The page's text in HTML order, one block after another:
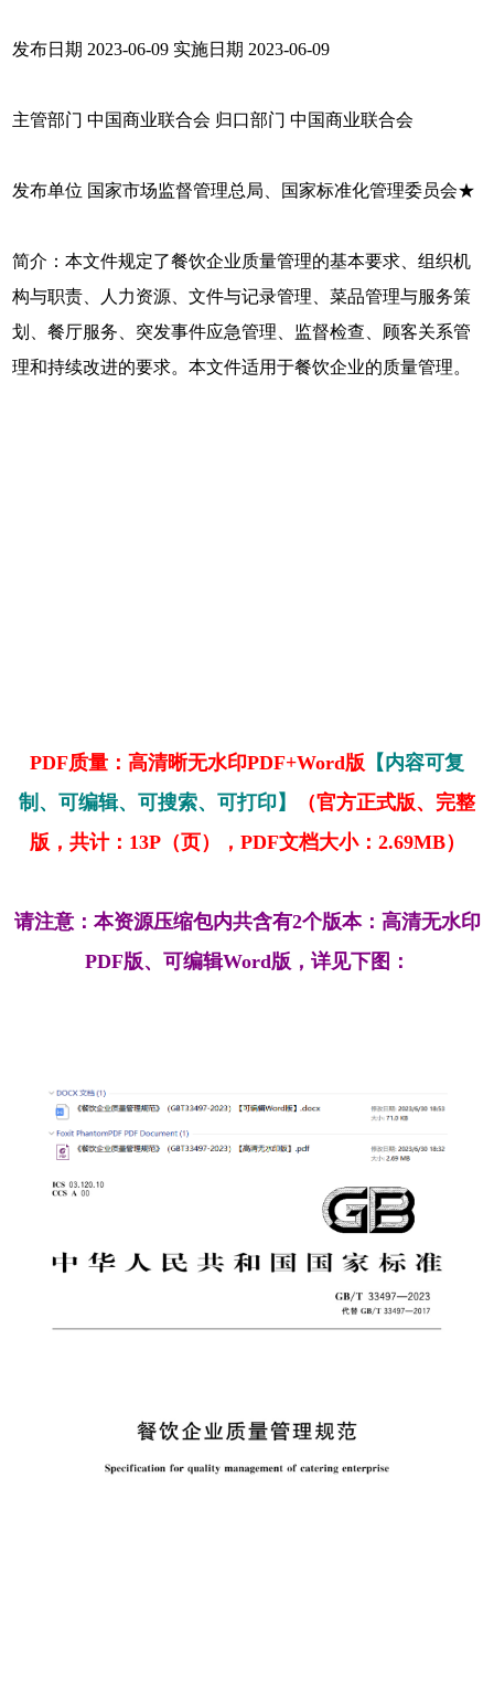
发布日期 2023-06-09 实施日期 2023-06-09
主管部门 中国商业联合会 归口部门 中国商业联合会
发布单位 国家市场监督管理总局、国家标准化管理委员会★
简介：本文件规定了餐饮企业质量管理的基本要求、组织机
构与职责、人力资源、文件与记录管理、菜品管理与服务策
划、餐厅服务、突发事件应急管理、监督检查、顾客关系管
理和持续改进的要求。本文件适用于餐饮企业的质量管理。
PDF质量：高清晰无水印PDF+Word版 【内容可复
制、可编辑、可搜索、可打印】
（官方正式版、完整
版，共计：13P（页），PDF文档大小：2.69MB）
请注意：本资源压缩包内共含有2个版本：高清无水印
PDF版、可编辑Word版，详见下图：